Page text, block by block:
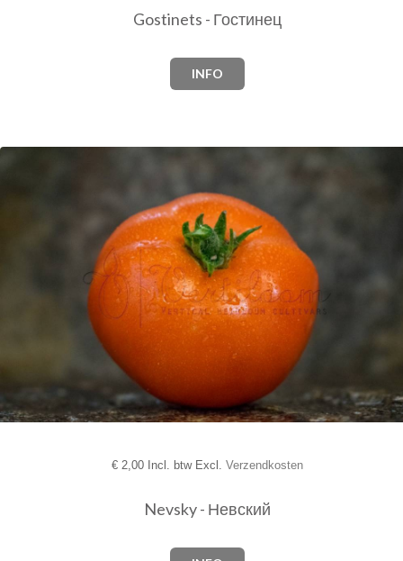
Gostinets - Гостинец
INFO
€2,00 Incl. btw Excl. Verzendkosten
Nevsky - Невский